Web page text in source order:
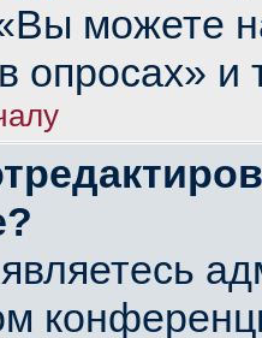
можете
опросах» и